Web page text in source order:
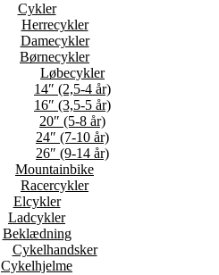
Cykler
Herrecykler
Damecykler
Børnecykler
Løbecykler
14″ (2,5-4 år)
16″ (3,5-5 år)
20″ (5-8 år)
24″ (7-10 år)
26″ (9-14 år)
Mountainbike
Racercykler
Elcykler
Ladcykler
Beklædning
Cykelhandsker
Cykelhjelme